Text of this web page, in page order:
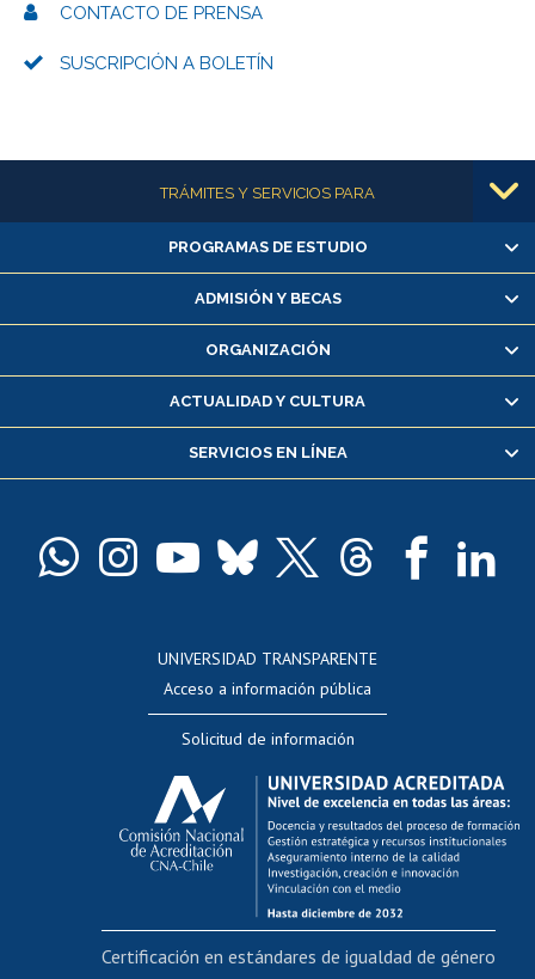
CONTACTO DE PRENSA
SUSCRIPCIÓN A BOLETÍN
Más informaciónTRÁMITES Y SERVICIOS PARA
Alumnas/os y exalumnas/os
Matrícula en línea
Inscripción y cambio de asignaturas
Consulta y certificado de notas
Servicio médico y dental
Pago de arancel y crédito alumnos
Docentes
Evaluación docente
Calificación académica
Postulación al AUCAI
Funcionarias/os
Cursos internos de capacitación
Bienestar del personal
Portal de movilidad interna
PROGRAMAS DE ESTUDIO
ADMISIÓN Y BECAS
ORGANIZACIÓN
ACTUALIDAD Y CULTURA
SERVICIOS EN LÍNEA
UNIVERSIDAD TRANSPARENTE
Acceso a información pública
Solicitud de información
Certificación en estándares de igualdad de género